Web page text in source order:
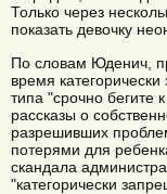
Только через
показать девочку
По словам Юденич,
время
типа "срочно бегите
рассказы о
разрешивших
потерями для
скандала
"категорически